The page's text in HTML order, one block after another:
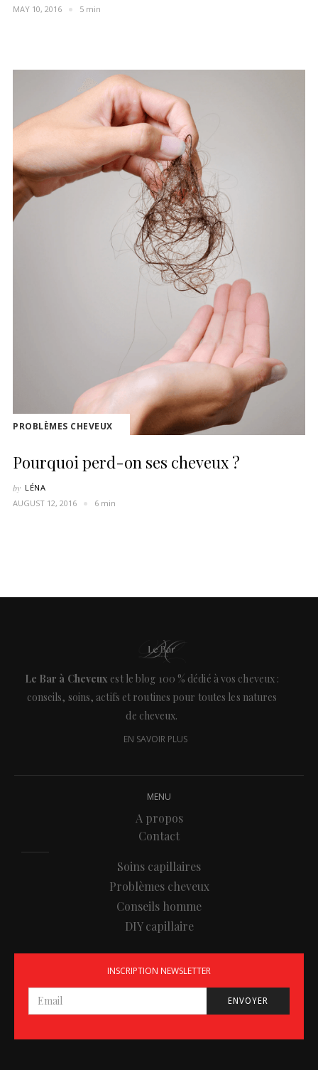
MAY 10, 2016
5 min
PROBLÈMES CHEVEUX
Pourquoi perd-on ses cheveux ?
by LÉNA
AUGUST 12, 2016
6 min
Le Bar à Cheveux est le blog 100 % dédié à vos cheveux :
conseils, soins, actifs et routines pour toutes les natures
de cheveux.
EN SAVOIR PLUS
MENU
A propos
Contact
Soins capillaires
Problèmes cheveux
Conseils homme
DIY capillaire
INSCRIPTION NEWSLETTER